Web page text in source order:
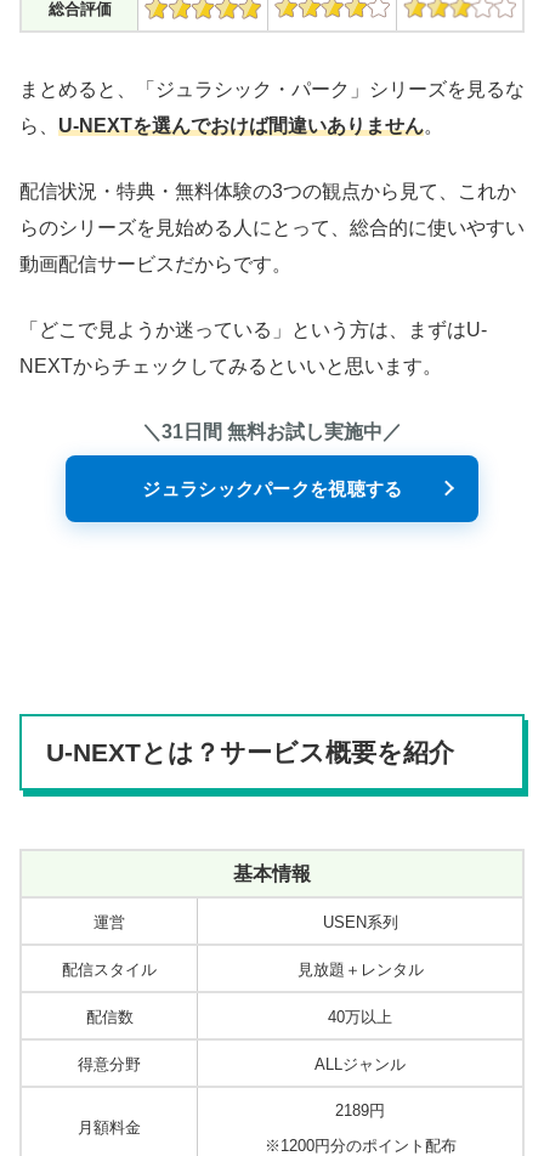
総合評価
まとめると、「ジュラシック・パーク」シリーズを見るな
ら、 U-NEXTを選んでおけば間違いありません。
配信状況・特典・無料体験の3つの観点から見て、これか
らのシリーズを見始める人にとって、総合的に使いやすい
動画配信サービスだからです。
「どこで見ようか迷っている」という方は、まずはU-
NEXTからチェックしてみるといいと思います。
＼31日間 無料お試し実施中／
ジュラシックパークを視聴する
U-NEXTとは？サービス概要を紹介
基本情報
運営 USEN系列
配信スタイル 見放題＋レンタル
配信数 40万以上
得意分野 ALLジャンル
月額料金
2189円
※1200円分のポイント配布